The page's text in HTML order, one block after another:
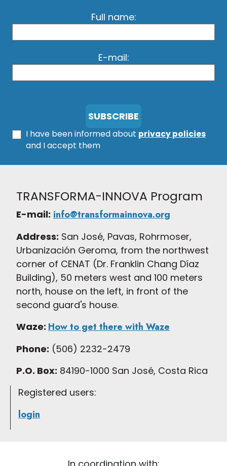
Full name:
E-mail:
I have been informed about privacy policies
and I accept them
TRANSFORMA-INNOVA Program
E-mail: info@transformainnova.org
Address: San José, Pavas, Rohrmoser,
Urbanización Geroma, from the northwest
corner of CENAT (Dr. Franklin Chang Díaz
Building), 50 meters west and 100 meters
north, house on the left, in front of the
second guard's house.
Waze: How to get there with Waze
Phone: (506) 2232-2479
P.O. Box: 84190-1000 San José, Costa Rica
Registered users:
login